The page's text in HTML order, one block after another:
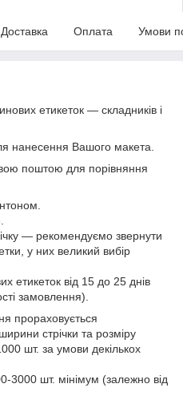
Доставка Оплата Умови
етикеток — складників і
нанесення Вашого макета.
поштою для порівняння
— рекомендуємо звернути
у них великий вибір
етикеток від 15 до 25 днів
замовлення).
прораховується
стрічки та розміру
шт. за умови декількох
3000 шт. мінімум (залежно від